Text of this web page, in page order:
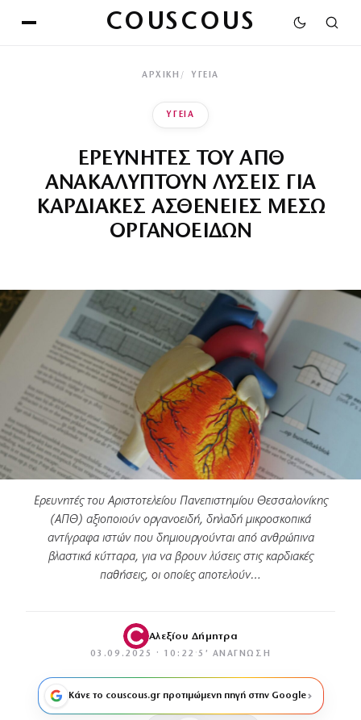
COUSCOUS
ΑΡΧΙΚΉ ΥΓΕΙΑ
ΥΓΕΙΑ
ΕΡΕΥΝΗΤΕΣ ΤΟΥ ΑΠΘ
ΑΝΑΚΑΛΥΠΤΟΥΝ ΛΥΣΕΙΣ ΓΙΑ
ΚΑΡΔΙΑΚΕΣ ΑΣΘΕΝΕΙΕΣ ΜΕΣΩ
ΟΡΓΑΝΟΕΙΔΩΝ
Ερευνητές του Αριστοτελείου Πανεπιστημίου Θεσσαλονίκης
(ΑΠΘ) αξιοποιούν οργανοειδή, δηλαδή μικροσκοπικά
αντίγραφα ιστών που δημιουργούνται από ανθρώπινα
βλαστικά κύτταρα, για να βρουν λύσεις στις καρδιακές
παθήσεις, οι οποίες αποτελούν…
Αλεξίου Δήμητρα
03.09.2025 · 10:22 ·5′ ΑΝΆΓΝΩΣΗ
Κάνε το couscous.gr προτιμώμενη πηγή στην Google